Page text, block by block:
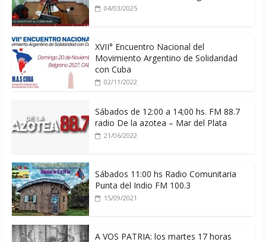
04/03/2025
XVII° Encuentro Nacional del
Movimiento Argentino de Solidaridad
con Cuba
02/11/2022
Sábados de 12:00 a 14;00 hs. FM 88.7
radio De la azotea – Mar del Plata
21/06/2022
Sábados 11:00 hs Radio Comunitaria
Punta del Indio FM 100.3
15/09/2021
A VOS PATRIA: los martes 17 horas